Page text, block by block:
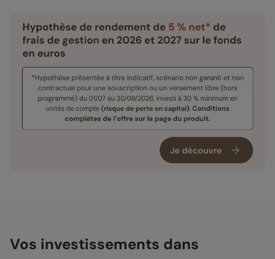
Vos investissements dans